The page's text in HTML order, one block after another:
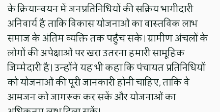
के क्रियान्वयन में जनप्रतिनिधियों की सक्रिय भागीदारी
अनिवार्य है ताकि विकास योजनाओं का वास्तविक लाभ
समाज के अंतिम व्यक्ति तक पहुँच सके। ग्रामीण अंचलों के
लोगों की अपेक्षाओं पर खरा उतरना हमारी सामूहिक
जिम्मेदारी है। उन्होंने यह भी कहा कि पंचायत प्रतिनिधियों
को योजनाओं की पूरी जानकारी होनी चाहिए, ताकि वे
आमजन को जागरूक कर सकें और योजनाओं का